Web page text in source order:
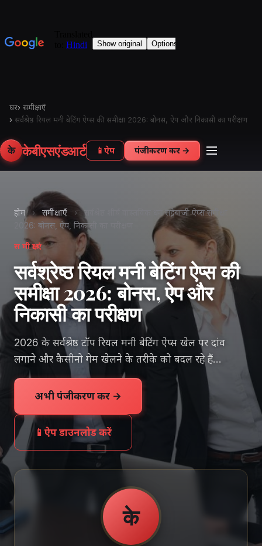
घर› समीक्षाएँ
› सर्वश्रेष्ठ रियल मनी बेटिंग ऐप्स की समीक्षा 2026: बोनस, ऐप और निकासी का परीक्षण
के केबीएसएंडआर्ट 📱 ऐप पंजीकरण करें →
होम › समीक्षाएँ ›
सर्वश्रेष्ठ शीर्ष वास्तविक धन सट्टेबाजी ऐप्स समीक्षा
2026: बोनस, ऐप, निकासी का परीक्षण
समीक्षाएं
सर्वश्रेष्ठ रियल मनी बेटिंग ऐप्स की
समीक्षा 2026: बोनस, ऐप और
निकासी का परीक्षण
2026 के सर्वश्रेष्ठ टॉप रियल मनी बेटिंग ऐप्स खेल पर दांव
लगाने और कैसीनो गेम खेलने के तरीके को बदल रहे हैं...
अभी पंजीकरण करें →
📱 ऐप डाउनलोड करें
के